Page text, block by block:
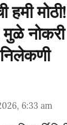
हमी
नोकरी
6:33 am